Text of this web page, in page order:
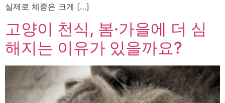
실제로 체중은 크게 […]
고양이 천식, 봄·가을에 더 심
해지는 이유가 있을까요?